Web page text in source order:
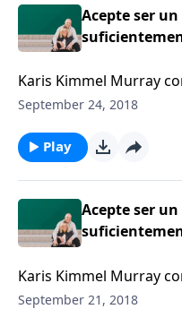
Acepte ser
Karis Kimmel Murray
cinco años fue
embarazada. Karis
ajustaron a las
September 24, 2018
Play
Acepte ser
Karis Kimmel Murray
cinco años fue
September 21, 2018